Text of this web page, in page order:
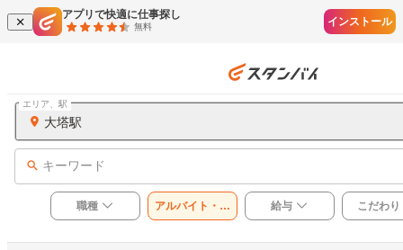
アプリで快適に仕事探し
無料 インストール
大塔駅
エリア、駅
キーワード
職種
アルバイト・パ
ート
給与 こだわり